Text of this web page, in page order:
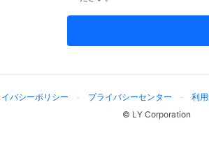
バシーポリシー プライバシーセンター 利
© LY Corporation